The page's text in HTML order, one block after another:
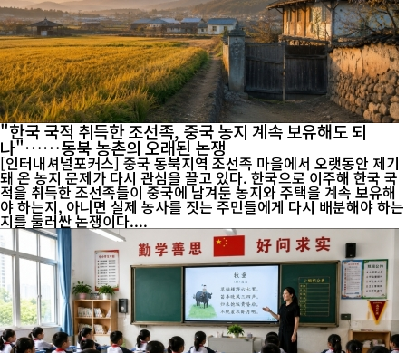
"한국 국적 취득한 조선족, 중국 농지 계속 보유해도 되
나"……동북 농촌의 오래된 논쟁
[인터내셔널포커스] 중국 동북지역 조선족 마을에서 오랫동안 제기
돼 온 농지 문제가 다시 관심을 끌고 있다. 한국으로 이주해 한국 국
적을 취득한 조선족들이 중국에 남겨둔 농지와 주택을 계속 보유해
야 하는지, 아니면 실제 농사를 짓는 주민들에게 다시 배분해야 하는
지를 둘러싼 논쟁이다....